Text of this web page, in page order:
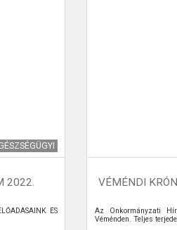
2022.
ÉS
VÉMÉNDI
Az Önkormányzati
Véménden. Teljes